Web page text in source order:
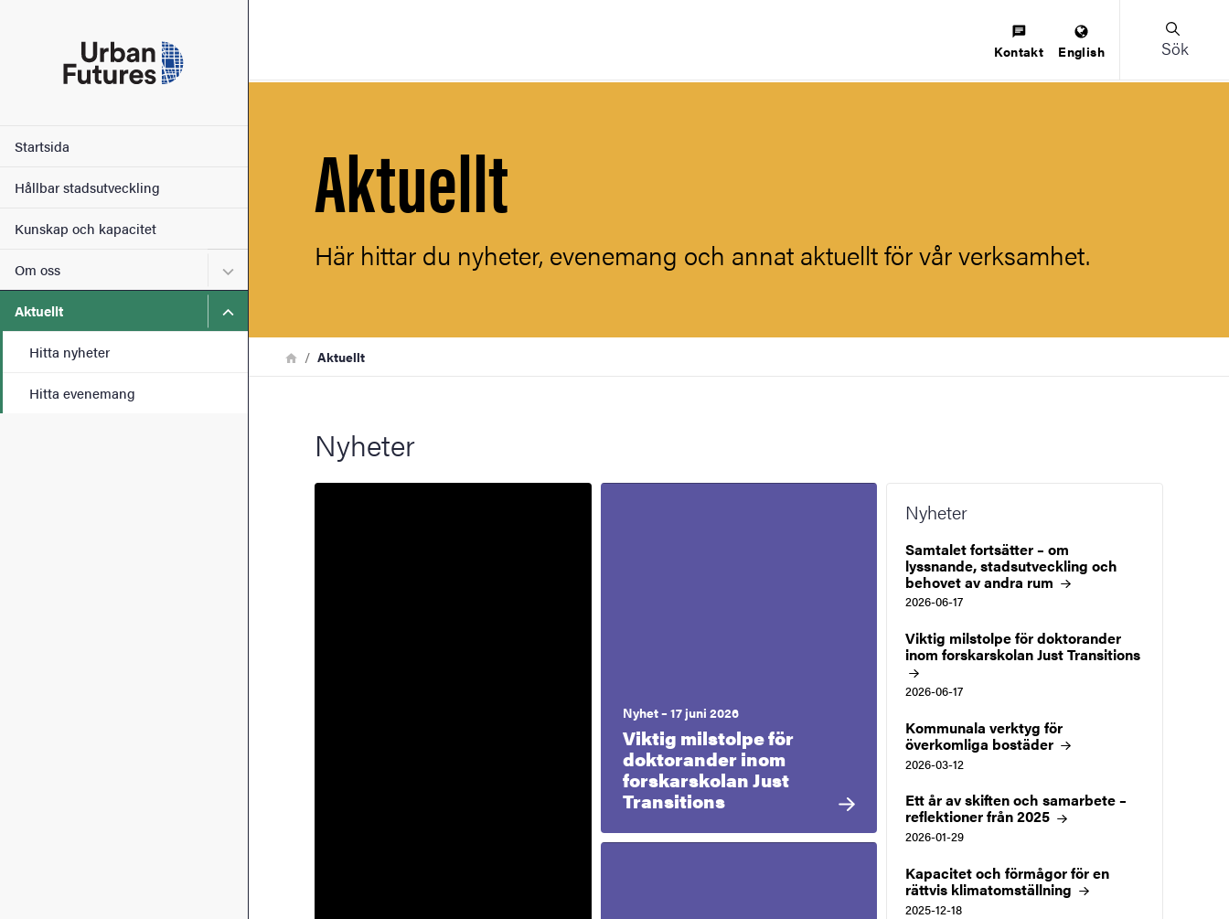
Sidfoten
Om webbplatsen
Huvudmeny
Startsida
Hållbar stadsutveckling
Kunskap och kapacitet
Om oss Undermeny för Om oss
Aktuellt Undermeny för Aktuellt
Hitta nyheter
Hitta evenemang
Kontakt English Sök
Aktuellt
Här hittar du nyheter, evenemang och annat aktuellt för vår verksamhet.
LänkstigHemAktuellt
Nyheter
Nyhet – 17 juni 2026
Viktig milstolpe för
doktorander inom
forskarskolan Just
Transitions
Nyheter
Samtalet fortsätter – om
lyssnande, stadsutveckling och
behovet av andra rum
2026-06-17
Viktig milstolpe för doktorander
inom forskarskolan JustTransitions
2026-06-17
Kommunala verktyg för
överkomliga bostäder
2026-03-12
Ett år av skiften och samarbete –
reflektioner från2025
2026-01-29
Kapacitet och förmågor för en
rättvis klimatomställning
2025-12-18